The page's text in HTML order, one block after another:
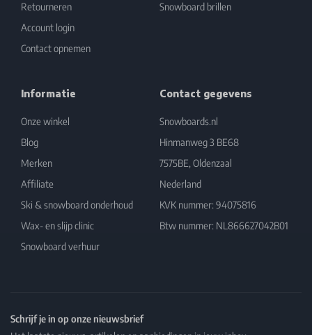
Retourneren
Account login
Contact opnemen
Snowboard brillen
Informatie
Onze winkel
Blog
Merken
Affiliate
Ski & snowboard onderhoud
Wax- en slijp clinic
Snowboard verhuur
Contact gegevens
Snowboards.nl
Hinmanweg 3 BE68
7575BE, Oldenzaal
Nederland
KVK nummer: 94075816
Btw nummer: NL866627042B01
Schrijf je in op onze nieuwsbrief